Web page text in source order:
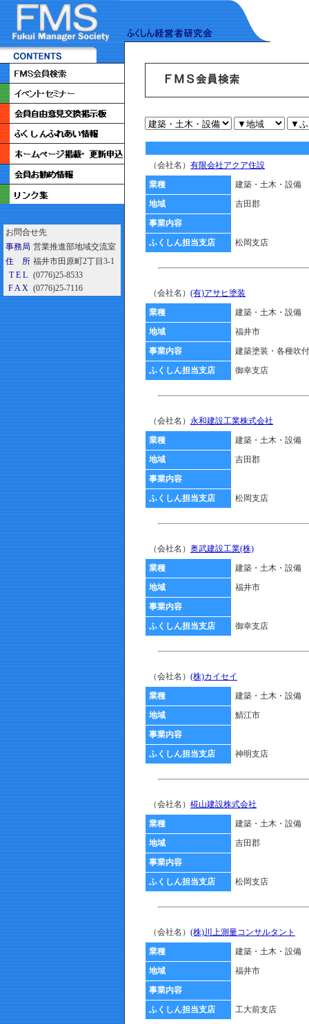
お問合せ先
事務局 営業推進部地域交流室
住 所 福井市田原町2丁目3-1
T E L
(0776)25-8533
F A X (0776)25-7116
（会社名） 有限会社アクア住設
業種
建築・土木・設備
地域
吉田郡
事業内容
ふくしん担当支店
松岡支店
（会社名） (有)アサヒ塗装
業種
建築・土木・設備
地域
福井市
事業内容
建築塗装・各種吹
ふくしん担当支店
御幸支店
（会社名） 永和建設工業株式会社
業種
建築・土木・設備
地域
吉田郡
事業内容
ふくしん担当支店
松岡支店
（会社名） 奥武建設工業(株)
業種
建築・土木・設備
地域
福井市
事業内容
ふくしん担当支店
御幸支店
（会社名） (株)カイセイ
業種
建築・土木・設備
地域
鯖江市
事業内容
ふくしん担当支店
神明支店
（会社名） 椛山建設株式会社
業種
建築・土木・設備
地域
吉田郡
事業内容
ふくしん担当支店
松岡支店
（会社名） (株)川上測量コンサルタント
業種
建築・土木・設備
地域
福井市
事業内容
ふくしん担当支店
工大前支店